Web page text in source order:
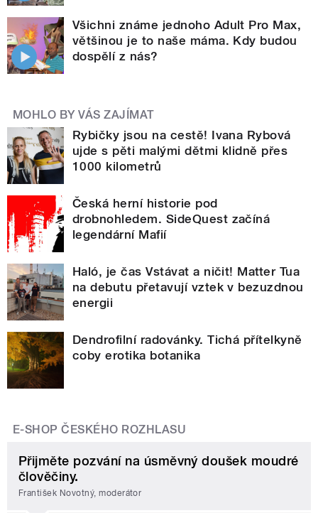
Všichni známe jednoho Adult Pro Max,
většinou je to naše máma. Kdy budou
dospělí z nás?
MOHLO BY VÁS ZAJÍMAT
Rybičky jsou na cestě! Ivana Rybová
ujde s pěti malými dětmi klidně přes
1000 kilometrů
Česká herní historie pod
drobnohledem. SideQuest začíná
legendární Mafií
Haló, je čas Vstávat a ničit! Matter Tua
na debutu přetavují vztek v bezuzdnou
energii
Dendrofilní radovánky. Tichá přítelkyně
coby erotika botanika
E-SHOP ČESKÉHO ROZHLASU
Přijměte pozvání na úsměvný doušek moudré
člověčiny.
František Novotný, moderátor